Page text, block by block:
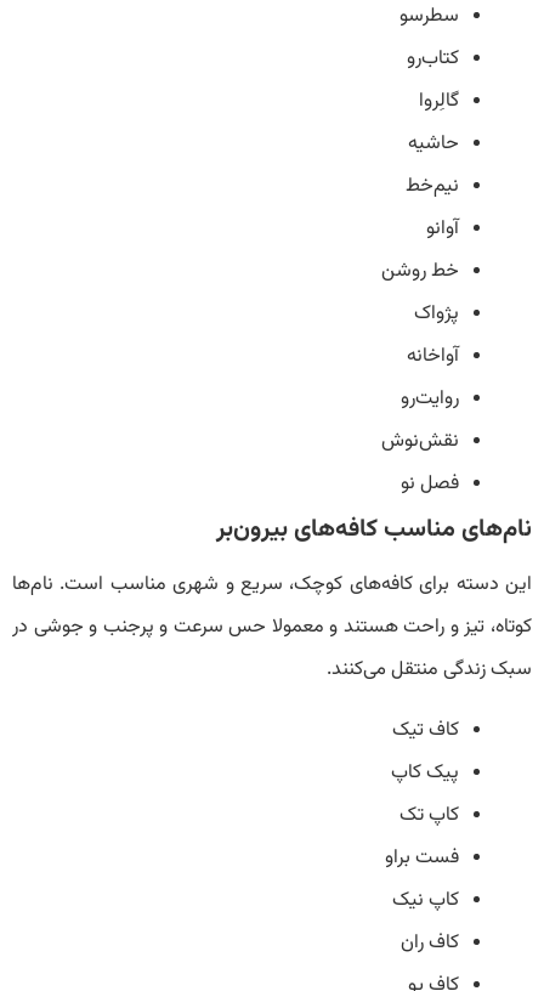
سطرسو
کتاب‌رو
گالِروا
حاشیه‌
نیم‌خط
آوانو
خط روشن
پژواک
آواخانه
روایت‌رو
نقش‌نوش
فصل نو
نام‌های مناسب کافه‌های بیرون‌بر
این دسته برای کافه‌های کوچک، سریع و شهری مناسب است. نام‌ها
کوتاه، تیز و راحت هستند و معمولا حس سرعت و پرجنب و جوشی در
سبک زندگی منتقل می‌کنند.
کاف تیک
پیک کاپ
کاپ تک
فست براو
کاپ نیک
کاف ران